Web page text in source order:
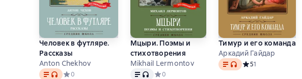
Человек в футляре.
Рассказы
Anton Chekhov
Text, audio format available
Средний рейтинг 0 на основе 0 оценок
0
Мцыри. Поэмы и
стихотворения
Mikhail Lermontov
Text, audio format available
Средний рейтинг 0 на основе 0 оценок
0
Тимур и его команда
Аркадий Гайдар
Text, audio format available
Средний рейтинг 5
51